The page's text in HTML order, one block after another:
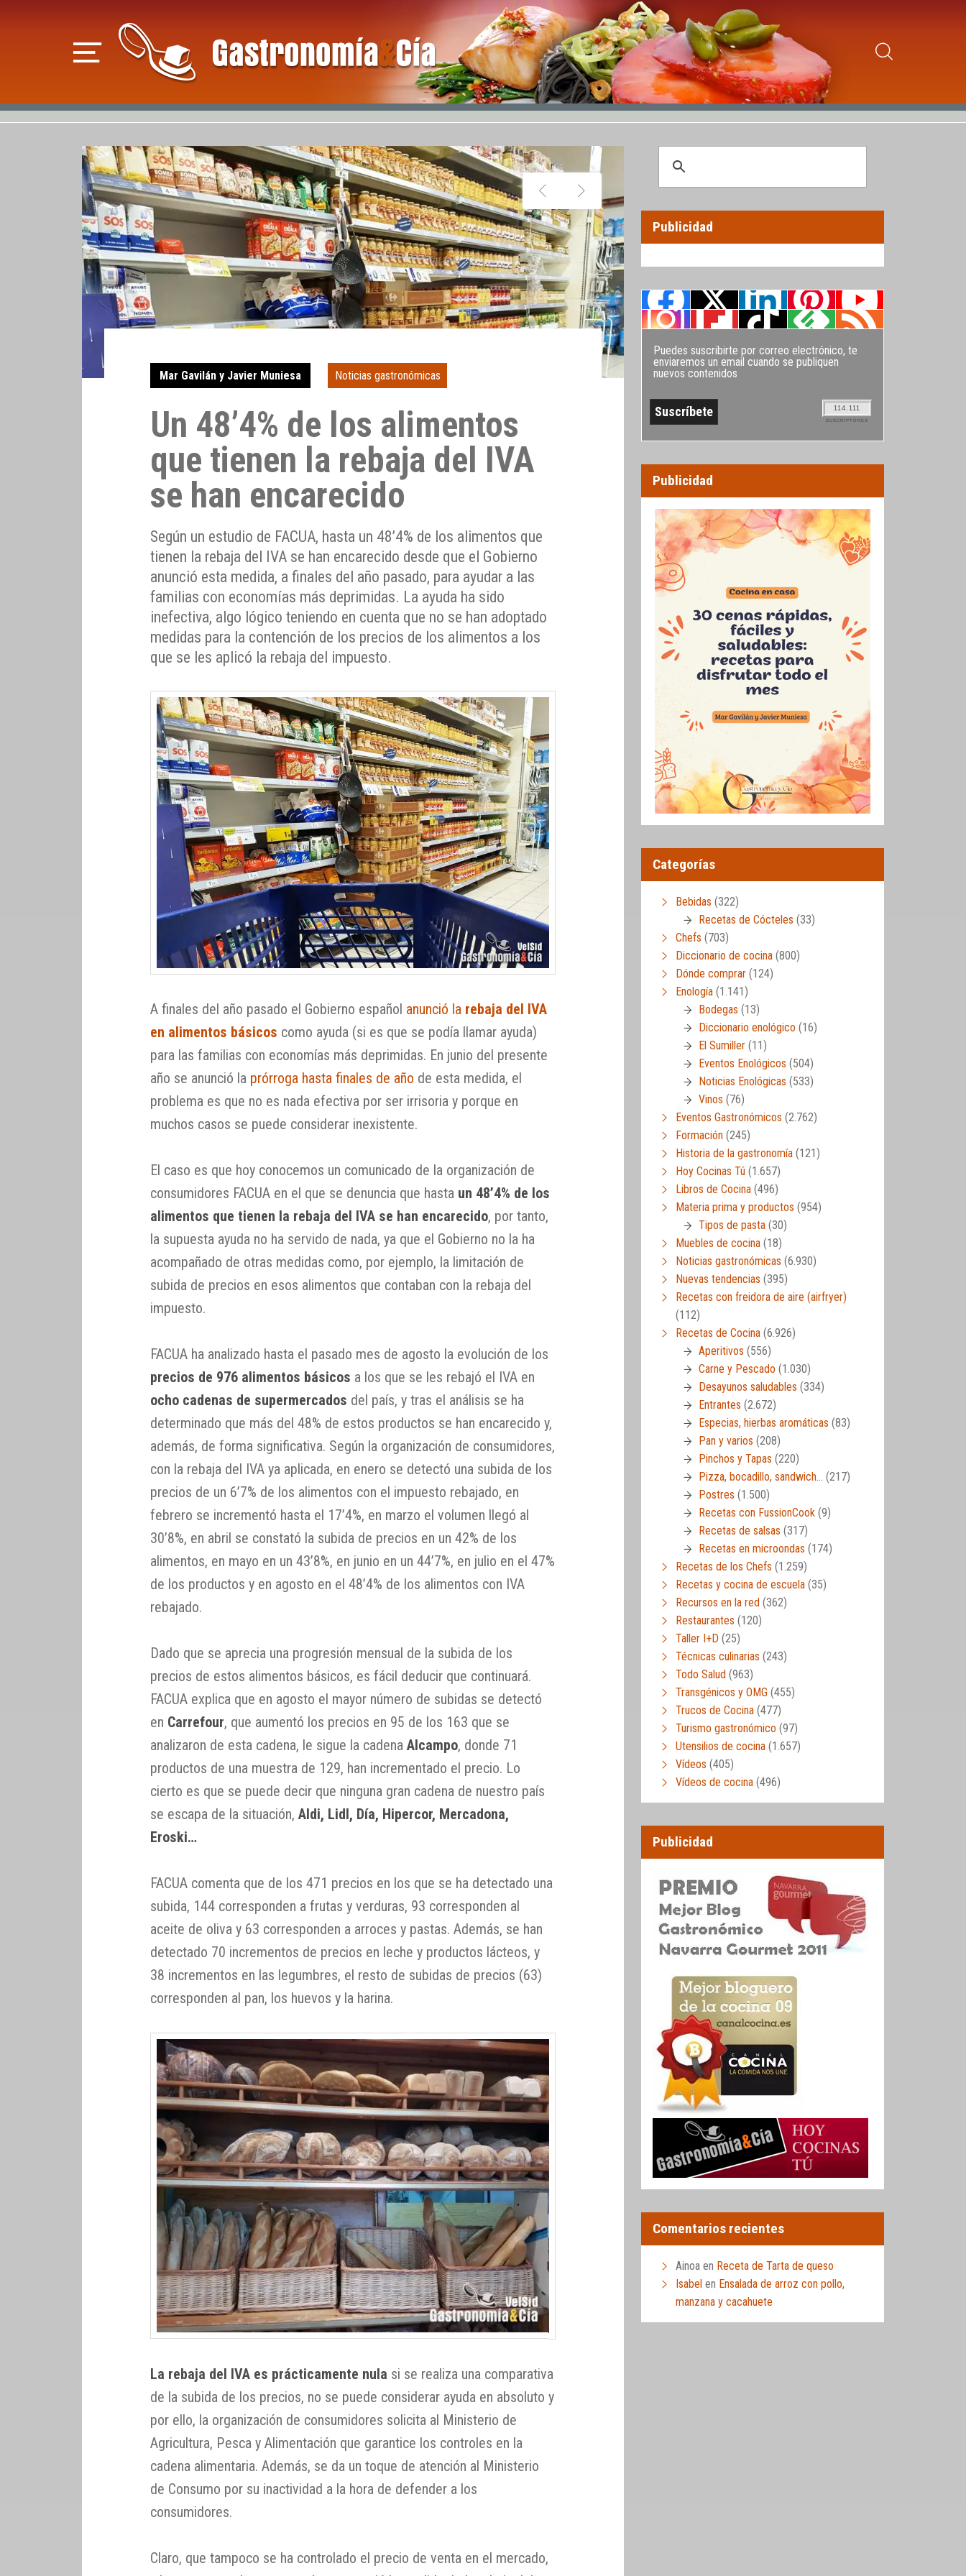
Mar Gavilán y Javier Muniesa Noticias gastronómicas
Un 48’4% de los alimentos
que tienen la rebaja del IVA
se han encarecido
Según un estudio de FACUA, hasta un 48’4% de los alimentos que
tienen la rebaja del IVA se han encarecido desde que el Gobierno
anunció esta medida, a finales del año pasado, para ayudar a las
familias con economías más deprimidas. La ayuda ha sido
inefectiva, algo lógico teniendo en cuenta que no se han adoptado
medidas para la contención de los precios de los alimentos a los
que se les aplicó la rebaja del impuesto.
A finales del año pasado el Gobierno español anunció la rebaja del IVA
en alimentos básicos como ayuda (si es que se podía llamar ayuda)
para las familias con economías más deprimidas. En junio del presente
año se anunció la prórroga hasta finales de año de esta medida, el
problema es que no es nada efectiva por ser irrisoria y porque en
muchos casos se puede considerar inexistente.
El caso es que hoy conocemos un comunicado de la organización de
consumidores FACUA en el que se denuncia que hasta un 48’4% de los
alimentos que tienen la rebaja del IVA se han encarecido, por tanto,
la supuesta ayuda no ha servido de nada, ya que el Gobierno no la ha
acompañado de otras medidas como, por ejemplo, la limitación de
subida de precios en esos alimentos que contaban con la rebaja del
impuesto.
FACUA ha analizado hasta el pasado mes de agosto la evolución de los
precios de 976 alimentos básicos a los que se les rebajó el IVA en
ocho cadenas de supermercados del país, y tras el análisis se ha
determinado que más del 48% de estos productos se han encarecido y,
además, de forma significativa. Según la organización de consumidores,
con la rebaja del IVA ya aplicada, en enero se detectó una subida de los
precios de un 6’7% de los alimentos con el impuesto rebajado, en
febrero se incrementó hasta el 17’4%, en marzo el volumen llegó al
30’8%, en abril se constató la subida de precios en un 42% de los
alimentos, en mayo en un 43’8%, en junio en un 44’7%, en julio en el 47%
de los productos y en agosto en el 48’4% de los alimentos con IVA
rebajado.
Dado que se aprecia una progresión mensual de la subida de los
precios de estos alimentos básicos, es fácil deducir que continuará.
FACUA explica que en agosto el mayor número de subidas se detectó
en Carrefour, que aumentó los precios en 95 de los 163 que se
analizaron de esta cadena, le sigue la cadenaAlcampo, donde 71
productos de una muestra de 129, han incrementado el precio. Lo
cierto es que se puede decir que ninguna gran cadena de nuestro país
se escapa de la situación,Aldi, Lidl, Día, Hipercor, Mercadona,
Eroski…
FACUA comenta que de los 471 precios en los que se ha detectado una
subida, 144 corresponden a frutas y verduras, 93 corresponden al
aceite de oliva y 63 corresponden a arroces y pastas. Además, se han
detectado 70 incrementos de precios en leche y productos lácteos, y
38 incrementos en las legumbres, el resto de subidas de precios (63)
corresponden al pan, los huevos y la harina.
La rebaja del IVA es prácticamente nula si se realiza una comparativa
de la subida de los precios, no se puede considerar ayuda en absoluto y
por ello, la organización de consumidores solicita al Ministerio de
Agricultura, Pesca y Alimentación que garantice los controles en la
cadena alimentaria. Además, se da un toque de atención al Ministerio
de Consumo por su inactividad a la hora de defender a los
consumidores.
Claro, que tampoco se ha controlado el precio de venta en el mercado,
Publicidad
Puedes suscribirte por correo electrónico, te
enviaremos un email cuando se publiquen
nuevos contenidos
114.111
SUSCRIPTORES
Publicidad
Categorías
Bebidas (322)
Recetas de Cócteles (33)
Chefs (703)
Diccionario de cocina (800)
Dónde comprar (124)
Enología (1.141)
Bodegas (13)
Diccionario enológico (16)
El Sumiller (11)
Eventos Enológicos (504)
Noticias Enológicas (533)
Vinos (76)
Eventos Gastronómicos (2.762)
Formación (245)
Historia de la gastronomía (121)
Hoy Cocinas Tú (1.657)
Libros de Cocina (496)
Materia prima y productos (954)
Tipos de pasta (30)
Muebles de cocina (18)
Noticias gastronómicas (6.930)
Nuevas tendencias (395)
Recetas con freidora de aire (airfryer)
(112)
Recetas de Cocina (6.926)
Aperitivos (556)
Carne y Pescado (1.030)
Desayunos saludables (334)
Entrantes (2.672)
Especias, hierbas aromáticas (83)
Pan y varios (208)
Pinchos y Tapas (220)
Pizza, bocadillo, sandwich… (217)
Postres (1.500)
Recetas con FussionCook (9)
Recetas de salsas (317)
Recetas en microondas (174)
Recetas de los Chefs (1.259)
Recetas y cocina de escuela (35)
Recursos en la red (362)
Restaurantes (120)
Taller I+D (25)
Técnicas culinarias (243)
Todo Salud (963)
Transgénicos y OMG (455)
Trucos de Cocina (477)
Turismo gastronómico (97)
Utensilios de cocina (1.657)
Vídeos (405)
Vídeos de cocina (496)
Publicidad
Comentarios recientes
Ainoa en Receta de Tarta de queso
Isabel en Ensalada de arroz con pollo,
manzana y cacahuete